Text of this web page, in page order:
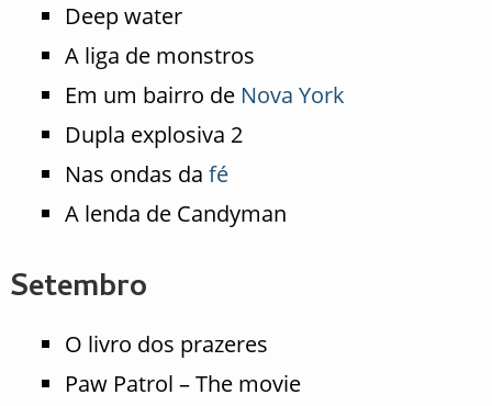
Deep water
A liga de monstros
Em um bairro de Nova York
Dupla explosiva 2
Nas ondas da fé
A lenda de Candyman
Setembro
O livro dos prazeres
Paw Patrol – The movie